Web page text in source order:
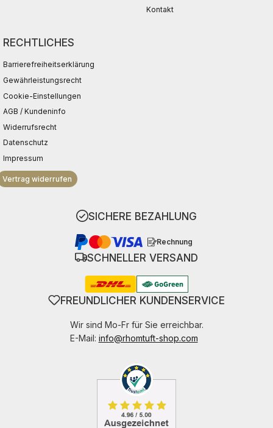
Kontakt
RECHTLICHES
Barrierefreiheitserklärung
Gewährleistungsrecht
Cookie-Einstellungen
AGB / Kundeninfo
Widerrufsrecht
Datenschutz
Impressum
Vertrag widerrufen
SICHERE BEZAHLUNG
Rechnung
SCHNELLER VERSAND
FREUNDLICHER KUNDENSERVICE
Wir sind Mo-Fr für Sie erreichbar.
E-Mail: info@rhomtuft-shop.com